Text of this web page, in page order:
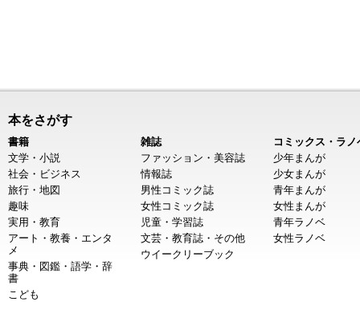
本をさがす
書籍
文学・小説
社会・ビジネス
旅行・地図
趣味
実用・教育
アート・教養・エンタ
メ
事典・図鑑・語学・辞
書
こども
雑誌
ファッション・美容誌
情報誌
男性コミック誌
女性コミック誌
児童・学習誌
文芸・教育誌・その他
ウイークリーブック
コミックス・ラノ
少年まんが
少女まんが
青年まんが
女性まんが
青年ラノベ
女性ラノベ